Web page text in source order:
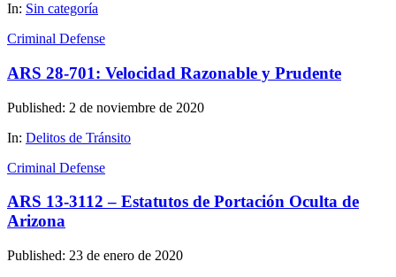
In: Sin categoría
Criminal Defense
ARS 28-701: Velocidad Razonable y Prudente
Published: 2 de noviembre de 2020
In: Delitos de Tránsito
Criminal Defense
ARS 13-3112 – Estatutos de Portación Oculta de
Arizona
Published: 23 de enero de 2020